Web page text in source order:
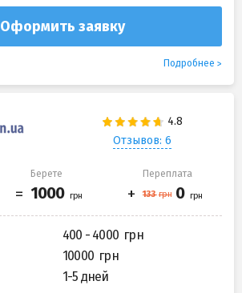
Оформить заявку
Подробнее
Отзывов: 6
Берете Переплата
400 - 4000
10000
1-5 дней